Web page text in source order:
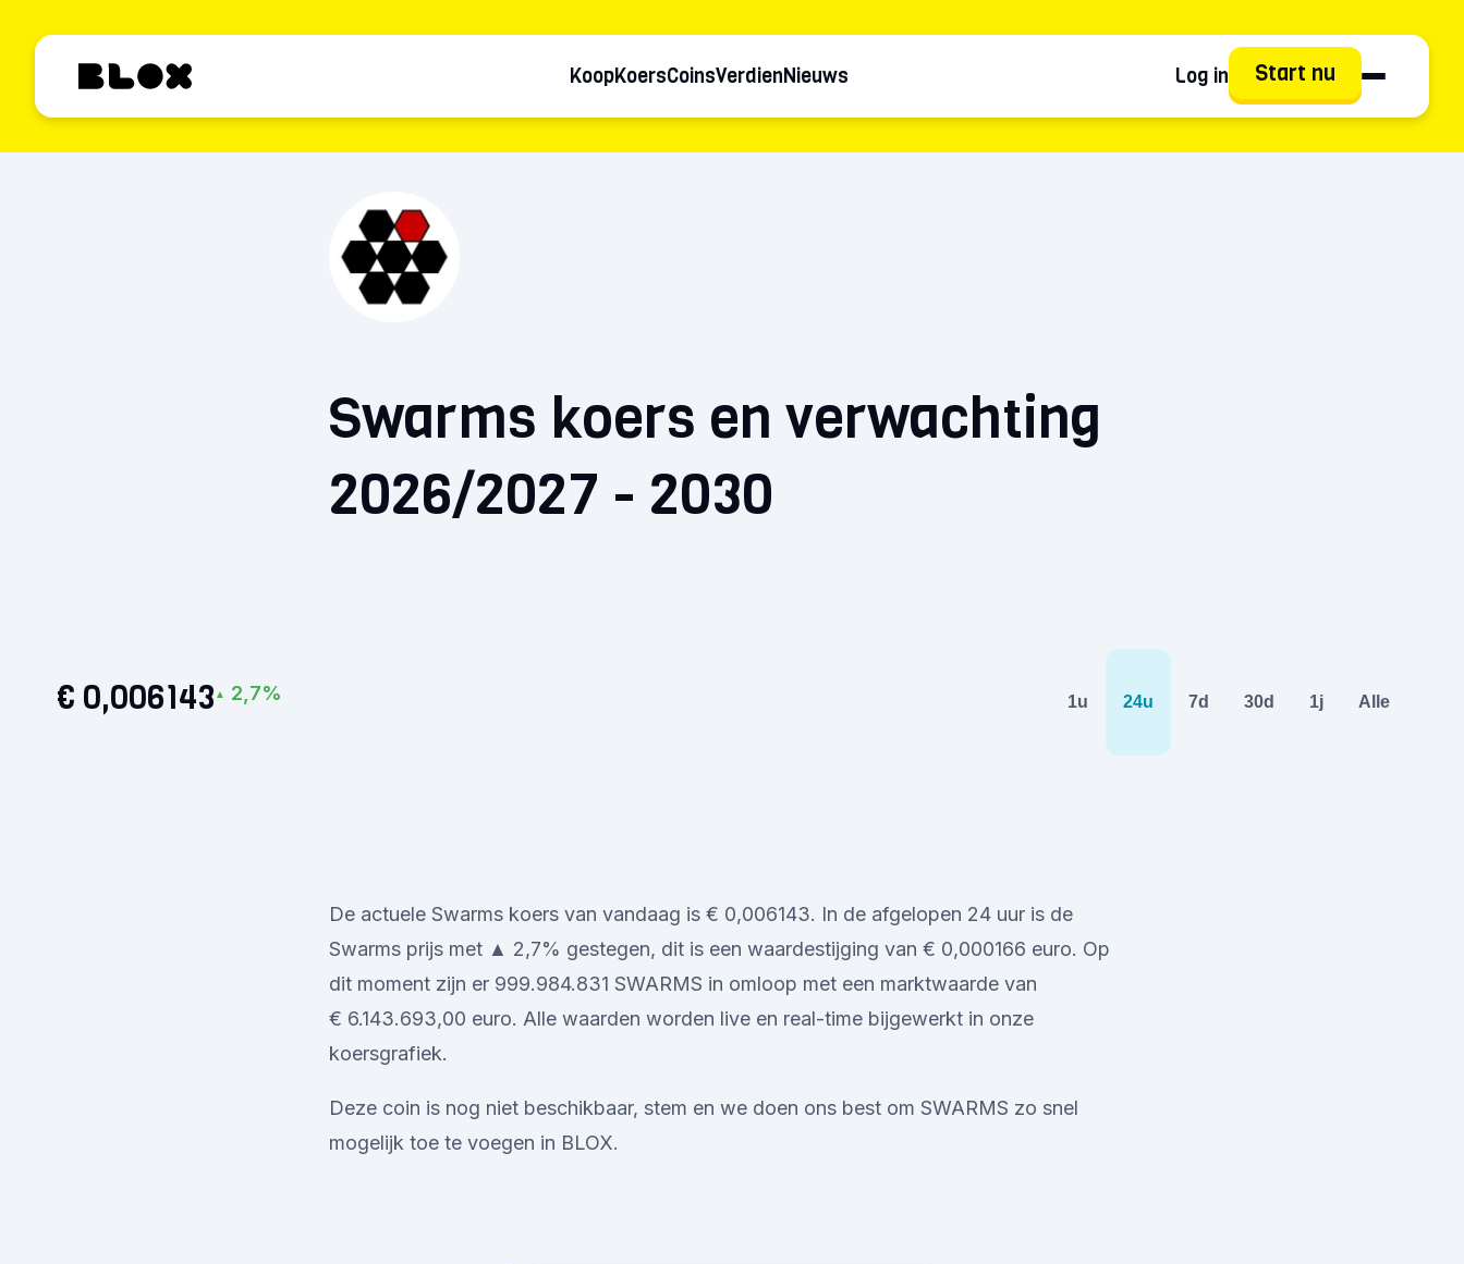
KoopKoersCoinsVerdienNieuws Log in Start nu
Swarms koers en verwachting
2026/2027 - 2030
€ 0,006143 ▲ 2,7% 1u 24u 7d 30d 1j Alle
De actuele Swarms koers van vandaag is € 0,006143. In de afgelopen 24 uur is de
Swarms prijs met ▲ 2,7% gestegen, dit is een waardestijging van € 0,000166 euro. Op
dit moment zijn er 999.984.831 SWARMS in omloop met een marktwaarde van
€ 6.143.693,00 euro. Alle waarden worden live en real-time bijgewerkt in onze
koersgrafiek.
Deze coin is nog niet beschikbaar, stem en we doen ons best om SWARMS zo snel
mogelijk toe te voegen in BLOX.